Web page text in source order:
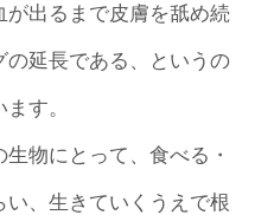
出るまで皮膚を舐め続
延長である、というの
す。
物にとって、食べる・
、生きていくうえで根